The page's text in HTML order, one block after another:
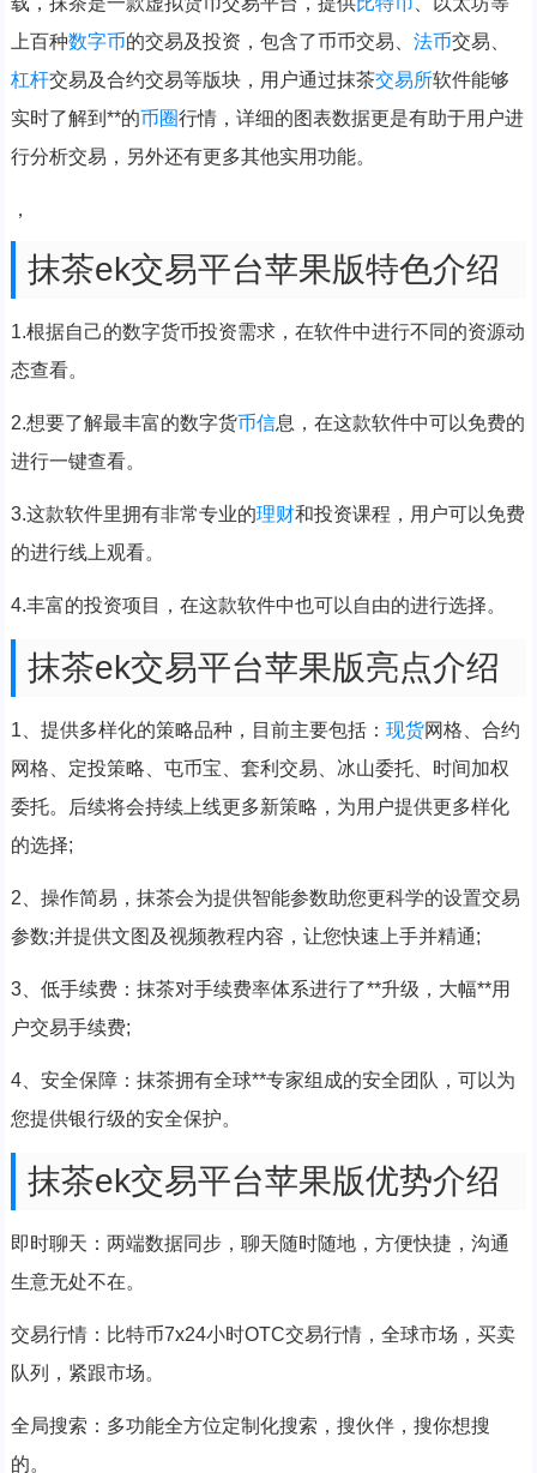
上百种数字币的交易及投资，包含了币币交易、 法币交易、
杠杆交易及合约交易等版块，用户通过抹茶交易所软件能够
实时了解到**的币圈行情，详细的图表数据更是有助于用户进
行分析交易，另外还有更多其他实用功能。
，
抹茶ek交易平台苹果版特色介绍
1.根据自己的数字货币投资需求，在软件中进行不同的资源动
态查看。
2.想要了解最丰富的数字货币信息，在这款软件中可以免费的
进行一键查看。
3.这款软件里拥有非常专业的理财和投资课程，用户可以免费
的进行线上观看。
4.丰富的投资项目，在这款软件中也可以自由的进行选择。
抹茶ek交易平台苹果版亮点介绍
1、提供多样化的策略品种，目前主要包括： 现货网格、合约
网格、定投策略、屯币宝、套利交易、冰山委托、时间加权
委托。后续将会持续上线更多新策略，为用户提供更多样化
的选择;
2、操作简易，抹茶会为提供智能参数助您更科学的设置交易
参数;并提供文图及视频教程内容，让您快速上手并精通;
3、低手续费：抹茶对手续费率体系进行了**升级，大幅**用
户交易手续费;
4、安全保障：抹茶拥有全球**专家组成的安全团队，可以为
您提供银行级的安全保护。
抹茶ek交易平台苹果版优势介绍
即时聊天：两端数据同步，聊天随时随地，方便快捷，沟通
生意无处不在。
交易行情：比特币7x24小时OTC交易行情，全球市场，买卖
队列，紧跟市场。
全局搜索：多功能全方位定制化搜索，搜伙伴，搜你想搜
的。